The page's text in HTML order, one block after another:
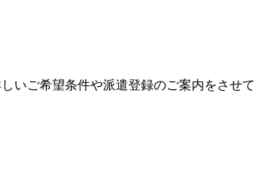
いご希望条件や派遣登録のご案内をさせて